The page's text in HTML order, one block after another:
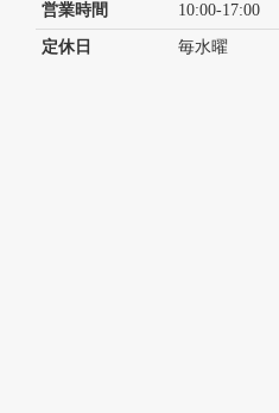
営業時間 10:00-17:00
定休日 毎水曜